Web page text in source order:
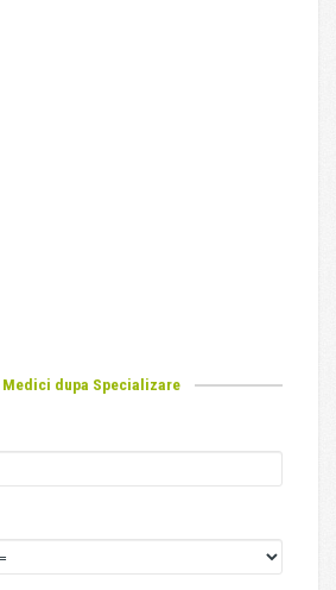
Medici dupa Specializare